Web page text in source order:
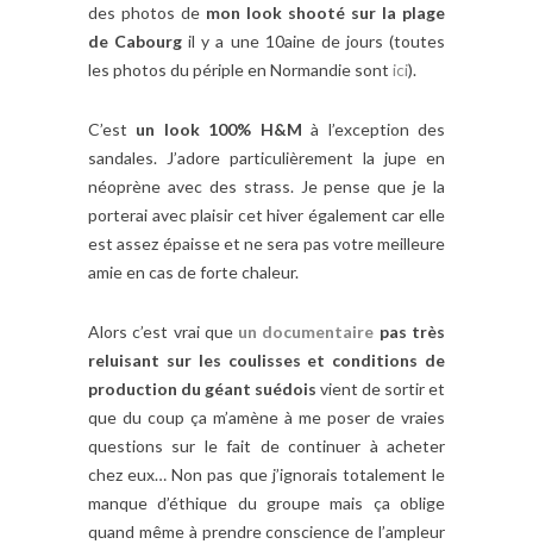
des photos de mon look shooté sur la plage
de Cabourg il y a une 10aine de jours (toutes
les photos du périple en Normandie sont ici).
C’est un look 100% H&M à l’exception des
sandales. J’adore particulièrement la jupe en
néoprène avec des strass. Je pense que je la
porterai avec plaisir cet hiver également car elle
est assez épaisse et ne sera pas votre meilleure
amie en cas de forte chaleur.
Alors c’est vrai que un documentaire pas très
reluisant sur les coulisses et conditions de
production du géant suédois vient de sortir et
que du coup ça m’amène à me poser de vraies
questions sur le fait de continuer à acheter
chez eux… Non pas que j’ignorais totalement le
manque d’éthique du groupe mais ça oblige
quand même à prendre conscience de l’ampleur